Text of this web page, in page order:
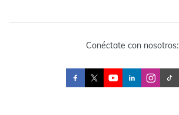
Conéctate con nosotros: